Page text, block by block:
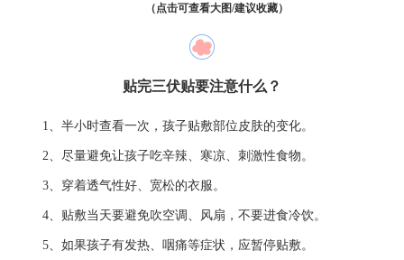
（点击可查看大图/建议收藏）
贴完三伏贴要注意什么？
1、半小时查看一次，孩子贴敷部位皮肤的变化。
2、尽量避免让孩子吃辛辣、寒凉、刺激性食物。
3、穿着透气性好、宽松的衣服。
4、贴敷当天要避免吹空调、风扇，不要进食冷饮。
5、如果孩子有发热、咽痛等症状，应暂停贴敷。